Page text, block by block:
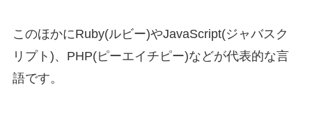
このほかにRuby(ルビー)やJavaScript(ジャバスク
リプト)、PHP(ピーエイチピー)などが代表的な言
語です。